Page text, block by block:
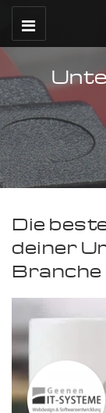
Die
deiner
Branche